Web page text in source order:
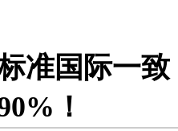
准国际一致
！